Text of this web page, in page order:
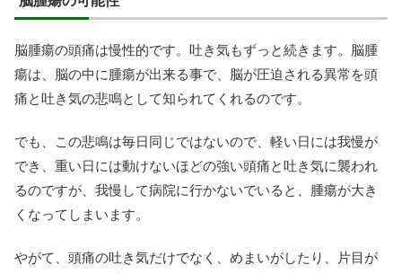
脳腫瘍の頭痛は慢性的です。吐き気もずっと続きます。脳腫
瘍は、脳の中に腫瘍が出来る事で、脳が圧迫される異常を頭
痛と吐き気の悲鳴として知られてくれるのです。
でも、この悲鳴は毎日同じではないので、軽い日には我慢が
でき、重い日には動けないほどの強い頭痛と吐き気に襲われ
るのですが、我慢して病院に行かないでいると、腫瘍が大き
くなってしまいます。
やがて、頭痛の吐き気だけでなく、めまいがしたり、片目が